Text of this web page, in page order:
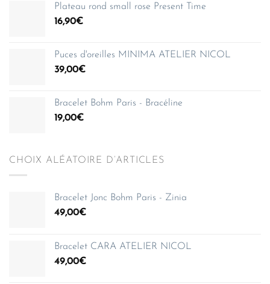
Plateau rond small rose Present Time
16,90€
Puces d'oreilles MINIMA ATELIER NICOL
39,00€
Bracelet Bohm Paris - Bracéline
19,00€
CHOIX ALÉATOIRE D’ARTICLES
Bracelet Jonc Bohm Paris - Zinia
49,00€
Bracelet CARA ATELIER NICOL
49,00€